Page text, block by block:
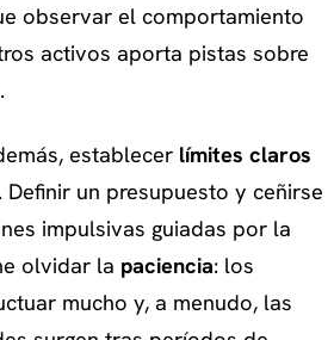
observar el comportamiento
activos aporta pistas sobre
establecer límites claros
un presupuesto y ceñirse
impulsivas guiadas por la
olvidar la paciencia: los
mucho y, a menudo, las